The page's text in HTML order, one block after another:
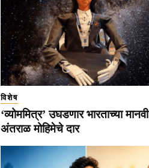
विशेष
‘व्योममित्र’ उघडणार भारताच्या मानवी
अंतराळ मोहिमेचे दार